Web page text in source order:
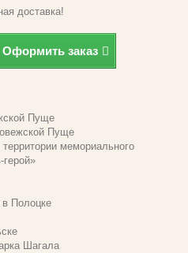
доставка!
Оформить заказ
Пуще
Пуще
мемориального
герой»
Полоцке
Шагала